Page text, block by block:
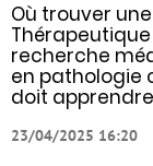
Où trouver
Thérapeutique
recherche
en pathologie
doit apprendre
23/04/2025 16:20